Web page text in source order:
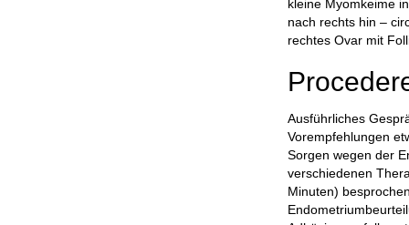
kleine Myomkeime
nach rechts hin –
rechtes Ovar mit
Ausführliches
Vorempfehlungen
Sorgen wegen der
verschiedenen
Minuten)